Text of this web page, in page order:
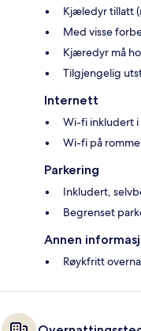
Kjæledyr tillatt
Med visse
Kjæredyr må
Tilgjengelig
Internett
Wi-fi inkludert
Wi-fi på
Parkering
Inkludert,
Begrenset
Annen
Røykfritt